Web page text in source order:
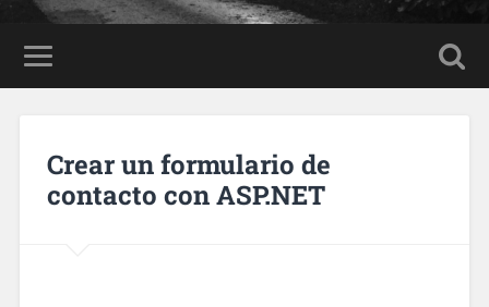
Crear un formulario de
contacto con ASP.NET